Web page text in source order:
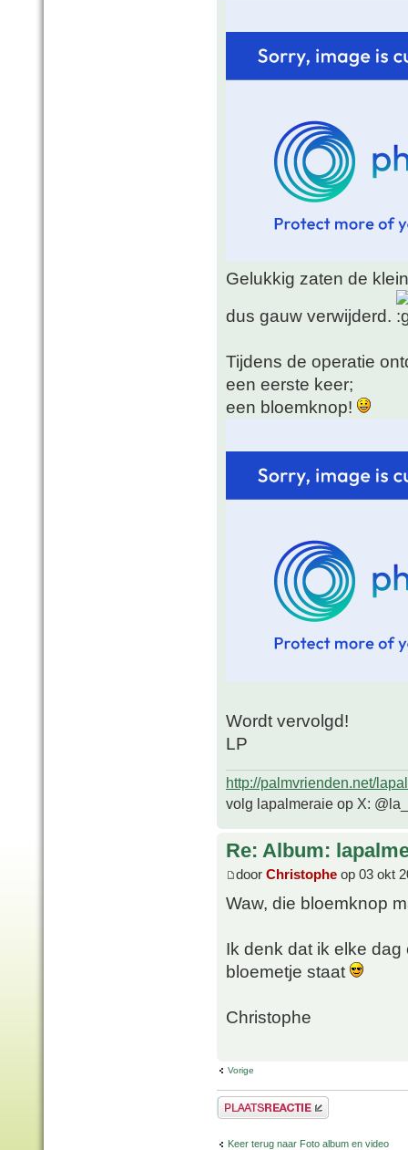
Gelukkig zaten de
dus gauw verwijderd.
Tijdens de operatie
een eerste keer;
een bloemknop!
Wordt vervolgd!
LP
http://palmvrienden.net/
volg lapalmeraie op X:
Re: Album:
door Christophe op 03 okt
Waw, die bloemknop
Ik denk dat ik elke
bloemetje staat
Christophe
Vorige
Plaats een reactie
Keer terug naar Foto album en video